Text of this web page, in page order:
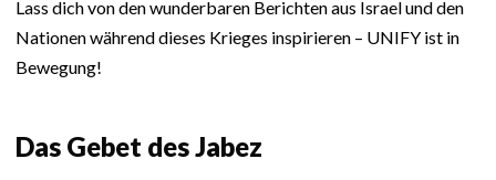
Lass dich von den wunderbaren Berichten aus Israel und den
Nationen während dieses Krieges inspirieren – UNIFY ist in
Bewegung!
Das Gebet des Jabez